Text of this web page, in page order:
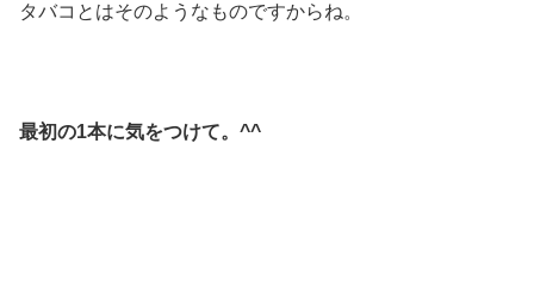
タバコとはそのようなものですからね。
最初の1本に気をつけて。^^